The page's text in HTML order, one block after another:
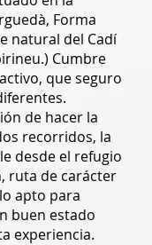
Forma
natural del Cadí
Cumbre
que seguro
de hacer la
recorridos, la
desde el refugio
ruta de carácter
apto para
buen estado
experiencia.